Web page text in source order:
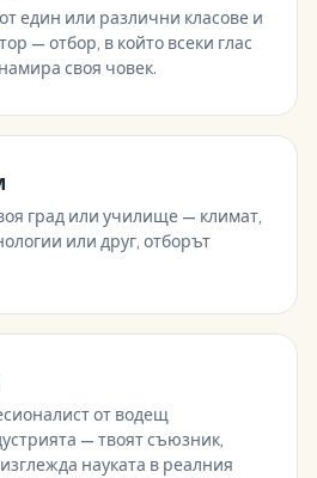
един или различни класове и
— отбор, в който всеки глас
своя човек.
град или училище — климат,
или друг, отборът
от водещ
— твоят съюзник,
науката в реалния